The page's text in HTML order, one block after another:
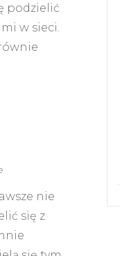
podzielić
w sieci.
mnie…
#14
nie
się z